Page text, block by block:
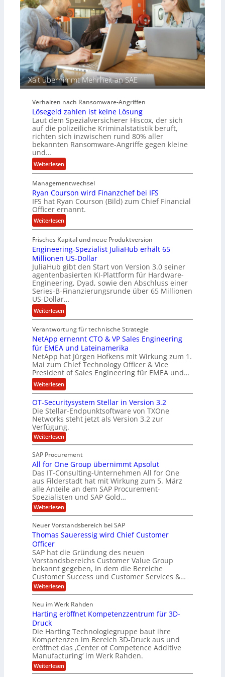
u
f
d
e
r
S
p
u
r
A
g
e
n
c
y
a
r
b
i
t
e
n
z
s
a
m
e
n
Xait übernimmt Mehrheit an SAE
Verhalten nach Ransomware-Angriffen
Lösegeld zahlen ist keine Lösung
Laut dem Spezialversicherer Hiscox, der sich
auf die polizeiliche Kriminalstatistik beruft,
richten sich inzwischen rund 80% aller
bekannten Ransomware-Angriffe gegen kleine
und…
Weiterlesen:
L
ö
s
e
g
e
l
d
z
a
h
l
e
i
s
e
i
n
e
L
ö
s
u
n
g
Managementwechsel
Ryan Courson wird Finanzchef bei IFS
IFS hat Ryan Courson (Bild) zum Chief Financial
Officer ernannt.
Weiterlesen:
R
y
a
n
C
o
u
s
o
r
d
F
i
n
a
n
z
c
h
f
b
e
i
I
F
S
Frisches Kapital und neue Produktversion
Engineering-Spezialist JuliaHub erhält 65
Millionen US-Dollar
JuliaHub gibt den Start von Version 3.0 seiner
agentenbasierten KI-Plattform für Hardware-
Engineering, Dyad, sowie den Abschluss einer
Series-B-Finanzierungsrunde über 65 Millionen
US-Dollar…
Weiterlesen:
E
n
g
n
e
e
r
i
n
g
-
S
p
e
z
i
a
l
i
s
J
u
l
i
a
H
u
b
e
r
ä
l
t
6
5
Verantwortung für technische Strategie
NetApp ernennt CTO & VP Sales Engineering
für EMEA und Lateinamerika
NetApp hat Jürgen Hofkens mit Wirkung zum 1.
Mai zum Chief Technology Officer & Vice
President of Sales Engineering für EMEA und…
Weiterlesen:
N
e
t
A
p
p
n
e
n
n
t
C
T
O
V
P
S
a
l
e
s
n
g
i
n
e
OT-Securitysystem Stellar in Version 3.2
Die Stellar-Endpunktsoftware von TXOne
Networks steht jetzt als Version 3.2 zur
Verfügung.
Weiterlesen:
O
-
S
e
c
u
r
i
t
y
y
s
e
m
S
t
e
l
l
r
i
e
r
s
i
o
n
SAP Procurement
All for One Group übernimmt Apsolut
Das IT-Consulting-Unternehmen All for One
aus Filderstadt hat mit Wirkung zum 5. März
alle Anteile an dem SAP Procurement-
Spezialisten und SAP Gold…
Weiterlesen:
A
l
f
r
O
n
e
G
r
o
p
ü
r
n
i
m
m
t
Neuer Vorstandsbereich bei SAP
Thomas Saueressig wird Chief Customer
Officer
SAP hat die Gründung des neuen
Vorstandsbereichs Customer Value Group
bekannt gegeben, in dem die Bereiche
Customer Success und Customer Services &…
Weiterlesen:
T
o
m
S
a
u
e
r
e
Neu im Werk Rahden
Harting eröffnet Kompetenzzentrum für 3D-
Druck
Die Harting Technologiegruppe baut ihre
Kompetenzen im Bereich 3D-Druck aus und
eröffnet das ‚Center of Competence Additive
Manufacturing‘ im Werk Rahden.
Weiterlesen:
H